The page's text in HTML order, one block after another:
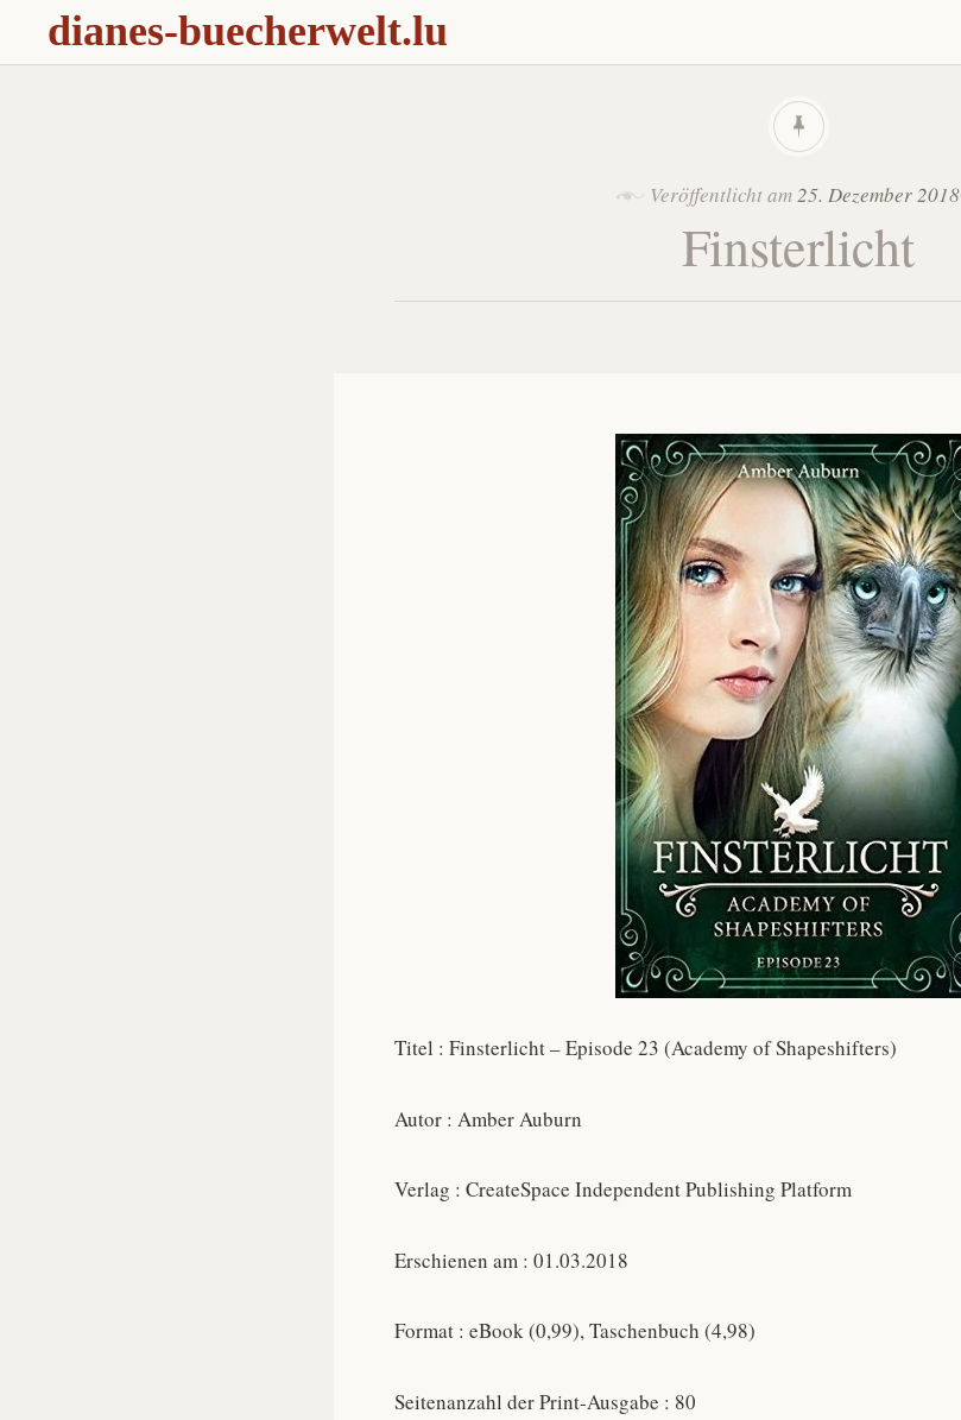
dianes-buecherwelt.lu
Veröffentlicht am 25. Dezember 2018
Finsterlicht
Titel : Finsterlicht – Episode 23 (Academy of Shapeshifters)
Autor : Amber Auburn
Verlag : CreateSpace Independent Publishing Platform
Erschienen am : 01.03.2018
Format : eBook (0,99), Taschenbuch (4,98)
Seitenanzahl der Print-Ausgabe : 80